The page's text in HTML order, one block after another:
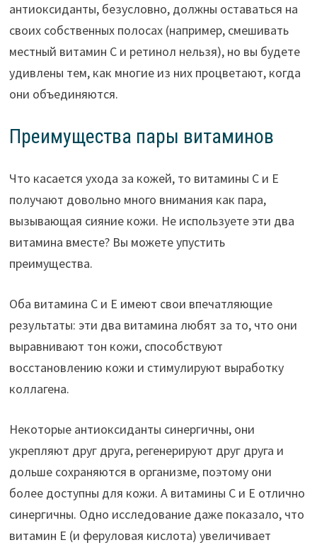
антиоксиданты, безусловно, должны оставаться на
своих собственных полосах (например, смешивать
местный витамин С и ретинол нельзя), но вы будете
удивлены тем, как многие из них процветают, когда
они объединяются.
Преимущества пары витаминов
Что касается ухода за кожей, то витамины С и Е
получают довольно много внимания как пара,
вызывающая сияние кожи. Не используете эти два
витамина вместе? Вы можете упустить
преимущества.
Оба витамина С и Е имеют свои впечатляющие
результаты: эти два витамина любят за то, что они
выравнивают тон кожи, способствуют
восстановлению кожи и стимулируют выработку
коллагена.
Некоторые антиоксиданты синергичны, они
укрепляют друг друга, регенерируют друг друга и
дольше сохраняются в организме, поэтому они
более доступны для кожи. А витамины С и Е отлично
синергичны. Одно исследование даже показало, что
витамин Е (и феруловая кислота) увеличивает